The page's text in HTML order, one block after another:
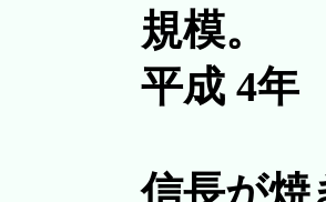
。
（1992）
焼き討ちの